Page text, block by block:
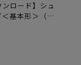
ンロード】シュ
基本形＞（レ